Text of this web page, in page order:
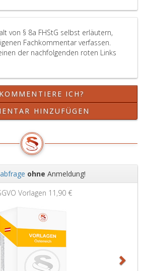
von § 8a FHStG selbst erläutern,
Fachkommentar verfassen.
der nachfolgenden roten Links
ICH?
HINZUFÜGEN
ohne Anmeldung!
Vorlagen 11,90 €